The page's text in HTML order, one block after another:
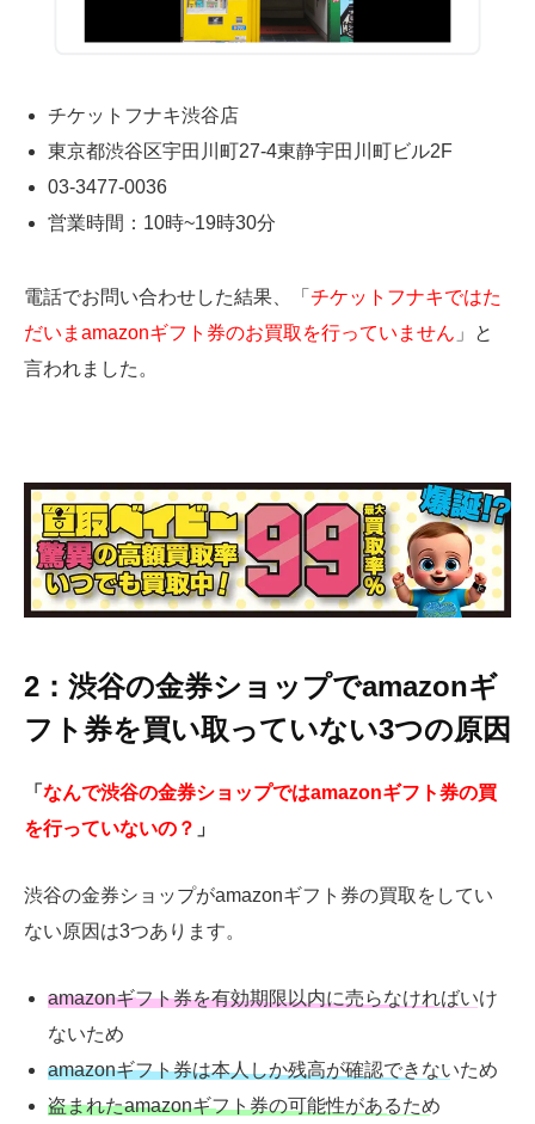
チケットフナキ渋谷店
東京都渋谷区宇田川町27-4東静宇田川町ビル2F
03-3477-0036
営業時間：10時~19時30分
電話でお問い合わせした結果、「 チケットフナキではた
だいまamazonギフト券のお買取を行っていません 」と
言われました。
2：渋谷の金券ショップでamazonギ
フト券を買い取っていない3つの原因
「 なんで渋谷の金券ショップではamazonギフト券の買
を行っていないの？ 」
渋谷の金券ショップがamazonギフト券の買取をしてい
ない原因は3つあります。
amazonギフト券を有効期限以内に売らなければいけ
ないため
amazonギフト券は本人しか残高が確認できないため
盗まれたamazonギフト券の可能性があるため